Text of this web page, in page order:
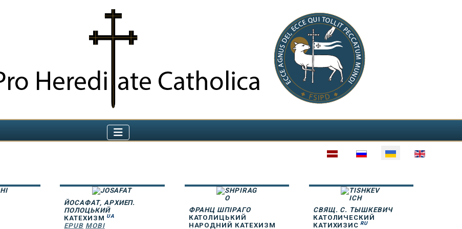
ЙОСАФАТ, АРХИЕП.
ПОЛОЦЬКИЙ
КАТЕХИЗМ UA
EPUB MOBI
ФРАНЦ ШПІРАГО
КАТОЛИЦЬКИЙ
НАРОДНИЙ КАТЕХИЗМ
СВЯЩ. С. ТЫШКЕВИЧ
КАТОЛИЧЕСКИЙ
КАТИХИЗИС RU